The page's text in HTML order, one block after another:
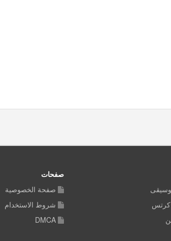
كرتس
صفحات
صفحة الخصوصية
شروط الاستخدام
DMCA